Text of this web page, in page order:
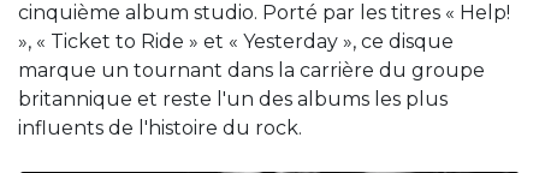
cinquième album studio. Porté par les titres « Help!
», « Ticket to Ride » et « Yesterday », ce disque
marque un tournant dans la carrière du groupe
britannique et reste l'un des albums les plus
influents de l'histoire du rock.